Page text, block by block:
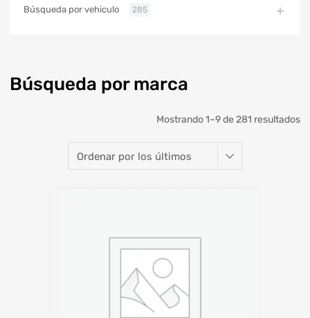
Búsqueda por marca
Mostrando 1–9 de 281 resultados
Búsqueda por vehiculo 285